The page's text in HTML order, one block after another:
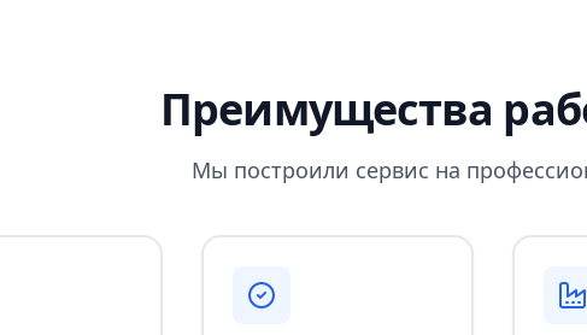
Преимущества
Мы построили сервис на